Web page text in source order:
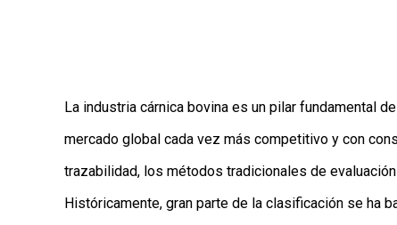
La industria cárnica bovina es un pilar fundamental
mercado global cada vez más competitivo y con
trazabilidad, los métodos tradicionales de
Históricamente, gran parte de la clasificación se ha